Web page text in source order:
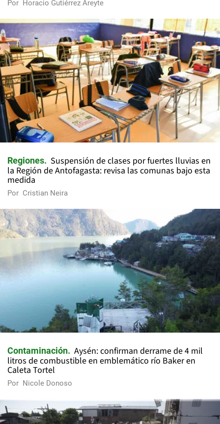
Por Horacio Gutiérrez Areyte
Regiones
Suspensión de clases por fuertes lluvias en
la Región de Antofagasta: revisa las comunas bajo esta
medida
Por Cristian Neira
Contaminación
Aysén: confirman derrame de 4 mil
litros de combustible en emblemático río Baker en
Caleta Tortel
Por Nicole Donoso